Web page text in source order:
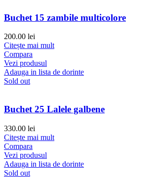
Buchet 15 zambile multicolore
200.00 lei
Citește mai mult
Compara
Vezi produsul
Adauga in lista de dorinte
Sold out
Buchet 25 Lalele galbene
330.00 lei
Citește mai mult
Compara
Vezi produsul
Adauga in lista de dorinte
Sold out